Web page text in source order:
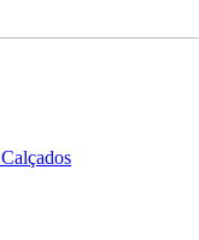
Calçados